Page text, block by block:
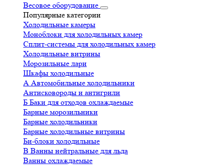
Весовое оборудование
Популярные категории
Холодильные камеры
Моноблоки для холодильных камер
Сплит-системы для холодильных камер
Холодильные витрины
Морозильные лари
Шкафы холодильные
А Автомобильные холодильники
Антисковороды и антигрили
Б Баки для отходов охлаждаемые
Барные морозильники
Барные холодильники
Барные холодильные витрины
Би-блоки холодильные
В Ванны нейтральные для льда
Ванны охлаждаемые